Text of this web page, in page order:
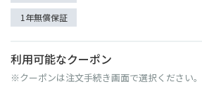
1年無償保証
利用可能なクーポン
※クーポンは注文手続き画面で選択ください。